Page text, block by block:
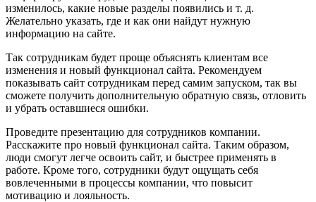
изменилось, какие новые разделы появились и т. д.
Желательно указать, где и как они найдут нужную
информацию на сайте.
Так сотрудникам будет проще объяснять клиентам все
изменения и новый функционал сайта. Рекомендуем
показывать сайт сотрудникам перед самим запуском, так вы
сможете получить дополнительную обратную связь, отловить
и убрать оставшиеся ошибки.
Проведите презентацию для сотрудников компании.
Расскажите про новый функционал сайта. Таким образом,
люди смогут легче освоить сайт, и быстрее применять в
работе. Кроме того, сотрудники будут ощущать себя
вовлеченными в процессы компании, что повысит
мотивацию и лояльность.